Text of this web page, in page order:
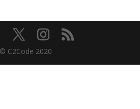
© C2Code 2020